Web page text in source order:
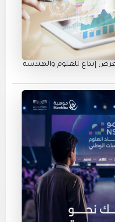
لمعرض إبداع للعلوم والهندسة